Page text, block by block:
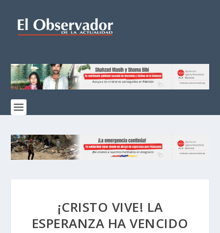
¡CRISTO VIVE! LA
ESPERANZA HA VENCIDO